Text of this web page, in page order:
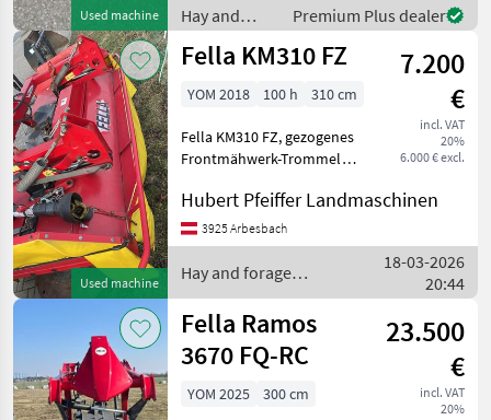
Used machine
steht. Wir inserieren auch
Hay and
forage
equipment /
Premium Plus dealer
Used machine
Fella KM310 FZ
7.200
€
incl. VAT
20%
6.000 € excl.
YOM 2018 100 h 310 cm
Fella KM310 FZ, gezogenes
Frontmähwerk-Trommel
bar: Drum, type of disc
mower: Front mowers,
Swath guide plate Hay and
forage equipment Disc m
Hubert Pfeiffer Landmaschinen
3925 Arbesbach
Hay and forage
equipment / Fella
18-03-2026
20:44
Fella Ramos
3670 FQ-RC
23.500
€
incl. VAT
20%
YOM 2025
300 cm